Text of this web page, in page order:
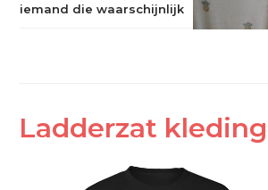
iemand die waarschijnlijk
Ladderzat kleding